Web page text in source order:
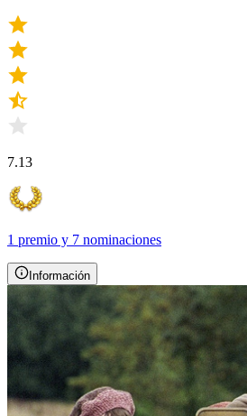
7.13
1 premio y 7 nominaciones
Información